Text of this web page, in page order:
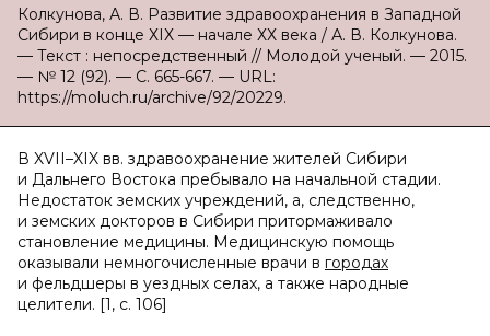
Колкунова, А. В. Развитие здравоохранения в Западной
Сибири в конце ХIХ — начале ХХ века / А. В. Колкунова.
— Текст : непосредственный // Молодой ученый. — 2015.
— № 12 (92). — С. 665-667. — URL:
https://moluch.ru/archive/92/20229.
В XVII–XIX вв. здравоохранение жителей Сибири
и Дальнего Востока пребывало на начальной стадии.
Недостаток земских учреждений, а, следственно,
и земских докторов в Сибири притормаживало
становление медицины. Медицинскую помощь
оказывали немногочисленные врачи в городах
и фельдшеры в уездных селах, а также народные
целители. [1, с. 106]